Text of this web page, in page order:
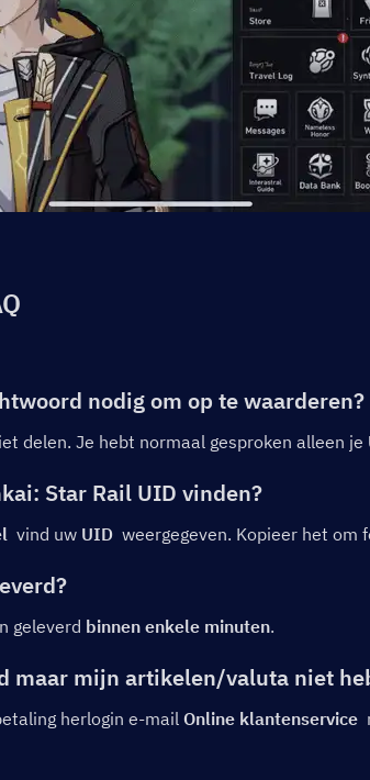
nodig om op te waarderen?
delen. Je hebt normaal gesproken alleen je
Star Rail UID vinden?
  vind uw
UID
weergegeven. Kopieer het om
geleverd binnen enkele minuten.
maar mijn artikelen/valuta niet
herlogin e-mail Online klantenservice